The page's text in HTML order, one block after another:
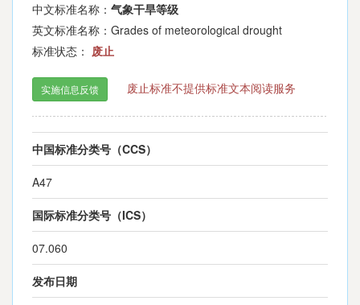
中文标准名称： 气象干旱等级
英文标准名称：Grades of meteorological drought
标准状态： 废止
实施信息反馈 废止标准不提供标准文本阅读服务
中国标准分类号（CCS）
A47
国际标准分类号（ICS）
07.060
发布日期